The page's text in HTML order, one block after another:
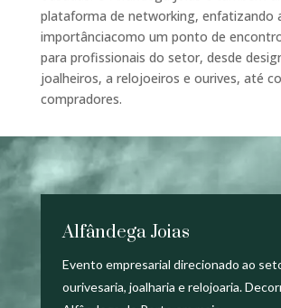
plataforma de networking, enfatizando
importânciacomo um ponto de
para profissionais do setor, desde
joalheiros, a relojoeiros e ourives, até
compradores.
Alfândega Joias
Evento empresarial direcionado ao
ourivesaria, joalharia e relojoaria.